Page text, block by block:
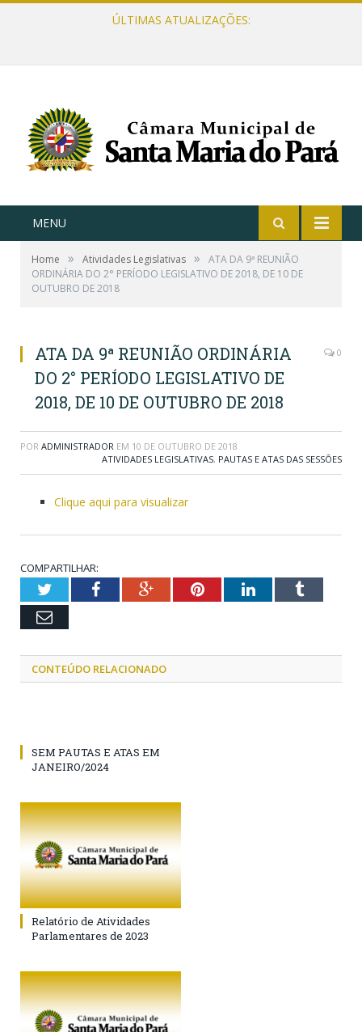
ÚLTIMAS ATUALIZAÇÕES:
MENU
Home » Atividades Legislativas »
ATA DA 9ª REUNIÃO
ORDINÁRIA DO 2° PERÍODO LEGISLATIVO DE 2018, DE 10 DE
OUTUBRO DE 2018
ATA DA 9ª REUNIÃO ORDINÁRIA
DO 2° PERÍODO LEGISLATIVO DE
2018, DE 10 DE OUTUBRO DE 2018
0
POR ADMINISTRADOR EM 10 DE OUTUBRO DE 2018
ATIVIDADES LEGISLATIVAS, PAUTAS E ATAS DAS SESSÕES
Clique aqui para visualizar
COMPARTILHAR:
TwitterFacebookGoogle+PinterestLinkedInTumblr
Email
CONTEÚDO RELACIONADO
SEM PAUTAS E ATAS EM
JANEIRO/2024
Relatório de Atividades
Parlamentares de 2023